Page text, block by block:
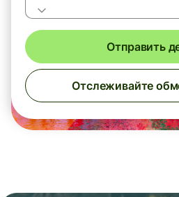
Отправить
Отслеживайте